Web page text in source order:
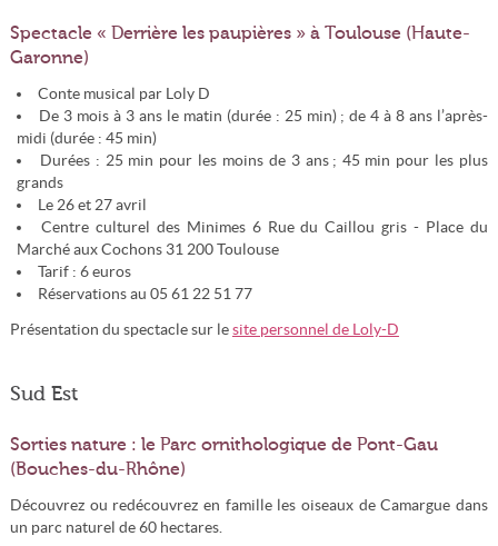
Spectacle « Derrière les paupières » à Toulouse (Haute-
Garonne)
Conte musical par Loly D
De 3 mois à 3 ans le matin (durée : 25 min) ; de 4 à 8 ans l’après-
midi (durée : 45 min)
Durées : 25 min pour les moins de 3 ans ; 45 min pour les plus
grands
Le 26 et 27 avril
Centre culturel des Minimes 6 Rue du Caillou gris - Place du
Marché aux Cochons 31 200 Toulouse
Tarif : 6 euros
Réservations au 05 61 22 51 77
Présentation du spectacle sur le site personnel de Loly-D
Sud Est
Sorties nature : le Parc ornithologique de Pont-Gau
(Bouches-du-Rhône)
Découvrez ou redécouvrez en famille les oiseaux de Camargue dans
un parc naturel de 60 hectares.